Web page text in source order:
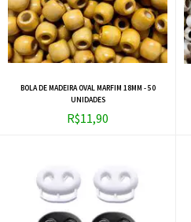
BOLA DE MADEIRA OVAL MARFIM 18MM - 50
UNIDADES
R$11,90